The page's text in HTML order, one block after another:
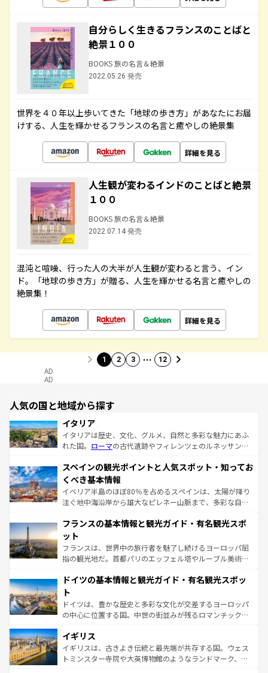
自分らしく生きるフランスのことばと
絶景１００
BOOKS 旅の名言＆絶景
2022.05.26 発売
世界を４０年以上歩いてきた「地球の歩き方」があなたにお届
けする、人生を輝かせるフランスの名言と癒やしの絶景集
詳細を見る
人生観が変わるインドのことばと絶景
１００
BOOKS 旅の名言＆絶景
2022.07.14 発売
混沌と喧噪、行った人の大半が人生観が変わると言う、イン
ド。「地球の歩き方」が贈る、人生を輝かせる名言と癒やしの
絶景集！
詳細を見る
1 2 3 … 12
AD
AD
人気の国と地域から探す
イタリア
イタリアは歴史、文化、グルメ、自然と多彩な魅力にあふ
れた国。 ローマの古代遺跡やフィレンツェのルネッサンス
ろん、トスカーナの美しい田園風景やアマルフィ海岸の絶
景など、自然景観も見逃せない。観光の合間には、本場の
ピザやパスタなど、絶品のイタリア料理を堪能することも
できる。朝目覚めてから夜眠るまで、すべての瞬間を楽し
なお、新着のイタリア情報はコンテンツ一覧を参照してほ
しい。
スペインの観光ポイントと人気スポット・知ってお
くべき基本情報
イベリア半島のほぼ80％を占めるスペインは、太陽が降り
注ぐ地中海沿岸から雄大なピレネー山脈まで、多彩な自然
文化が根付くこの国では、情熱的なフラメンコ、熱気あふ
れる闘牛、そして美味しいタパスが生活の一部となってい
る。首都マドリードの洗練された雰囲気や、バルセロナの
アートに溢れた街角から、地方では古代ローマ遺跡や中世
せる。地方によって風土や気候が異なるスペインはその個
ンテンツ一覧 を参照してほしい。
フランスの基本情報と観光ガイド・有名観光スポ
ット
フランスは、世界中の旅行者を魅了し続けるヨーロッパ屈
指の観光地だ。首都パリのエッフェル塔やルーブル美術館
で、幅広い魅力が詰まっている。華麗な宮殿、歴史的な大
聖堂、美しいビーチ、そして豊かな自然が、訪れる者を心
から魅了する。また、フランスは美食の国としても知ら
れ、フランス料理はユネスコ無形文化遺産にも登録されて
香り高いラベンダー畑など、多彩な楽しみ方が可能だ。さ
らに、パリ以外の地域にも魅力が溢れており、どの街角に
も豊かな歴史と文化が息づいている。パリ以外の個性あふ
ドイツの基本情報と観光ガイド・有名観光スポッ
ト
ドイツは、豊かな歴史と多彩な文化が交差するヨーロッパ
の中心に位置する国。中世の街並みが残るロマンチック街
顔を持つこの国は、どこを歩いても飽きることがない。ベ
ルリンの文化的活気、バイエルン州のアルプスの絶景、そ
してライン川沿いのワイン畑といった風景は必見。ビール
イギリス
イギリスは、古きよき伝統と最先端が共存する国。ウェス
トミンスター寺院や大英博物館のようなランドマーク、歴